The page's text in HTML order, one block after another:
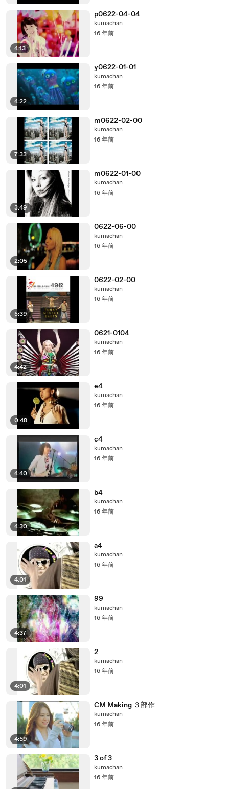
4:13
p0622-04-04
kumachan
16 年前
4:22
y0622-01-01
kumachan
16 年前
7:33
m0622-02-00
kumachan
16 年前
3:49
m0622-01-00
kumachan
16 年前
2:05
0622-06-00
kumachan
16 年前
5:39
0622-02-00
kumachan
16 年前
4:42
0621-0104
kumachan
16 年前
0:48
e4
kumachan
16 年前
4:40
c4
kumachan
16 年前
4:30
b4
kumachan
16 年前
4:01
a4
kumachan
16 年前
4:37
99
kumachan
16 年前
4:01
2
kumachan
16 年前
4:59
CM Making ３部作
kumachan
16 年前
3 of 3
kumachan
16 年前